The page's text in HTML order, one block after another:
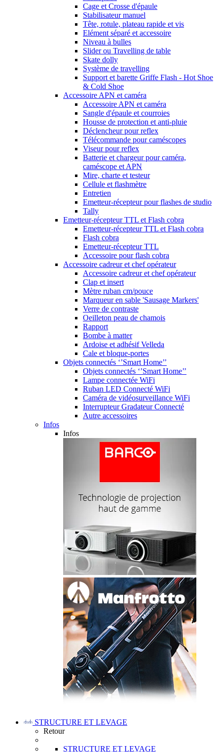
Cage et Crosse d'épaule
Stabilisateur manuel
Tête, rotule, plateau rapide et vis
Elément séparé et accessoire
Niveau à bulles
Slider ou Travelling de table
Skate dolly
Système de travelling
Support et barette Griffe Flash - Hot Shoe
& Cold Shoe
Accessoire APN et caméra
Accessoire APN et caméra
Sangle d'épaule et courroies
Housse de protection et anti-pluie
Déclencheur pour reflex
Télécommande pour caméscopes
Viseur pour reflex
Batterie et chargeur pour caméra,
caméscope et APN
Mire, charte et testeur
Cellule et flashmètre
Entretien
Emetteur-récepteur pour flashes de studio
Tally
Emetteur-récepteur TTL et Flash cobra
Emetteur-récepteur TTL et Flash cobra
Flash cobra
Emetteur-récepteur TTL
Accessoire pour flash cobra
Accessoire cadreur et chef opérateur
Accessoire cadreur et chef opérateur
Clap et insert
Mètre ruban cm/pouce
Marqueur en sable 'Sausage Markers'
Verre de contraste
Oeilleton peau de chamois
Rapport
Bombe à matter
Ardoise et adhésif Velleda
Cale et bloque-portes
Objets connectés ‘’Smart Home’’
Objets connectés ‘’Smart Home’’
Lampe connectée WiFi
Ruban LED Connecté WiFi
Caméra de vidéosurveillance WiFi
Interrupteur Gradateur Connecté
Autre accessoires
Infos
Infos
STRUCTURE ET LEVAGE
Retour
STRUCTURE ET LEVAGE